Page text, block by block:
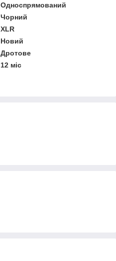
Односпрямований
Чорний
XLR
Новий
Дротове
12 міс